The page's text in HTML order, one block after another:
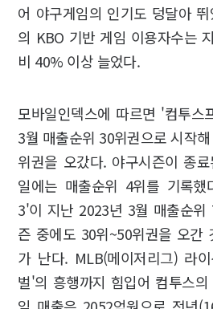
어 야구게임의 인기도 덩달아
의 KBO 기반 게임 이용자수는
비 40% 이상 늘었다.
모바일인덱스에 따르면 '컴투스
3월 매출순위 30위권으로 시작
위권을 오갔다. 야구시즌이 종
일에는 매출순위 4위를 기록했
3'이 지난 2023년 3월 매출순위
즌 중에도 30위~50위권을 오간
가 난다. MLB(메이저리그) 라
벌'의 흥행까지 힘입어 컴투스